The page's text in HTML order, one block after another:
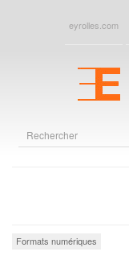
eyrolles.com
Formats numériques